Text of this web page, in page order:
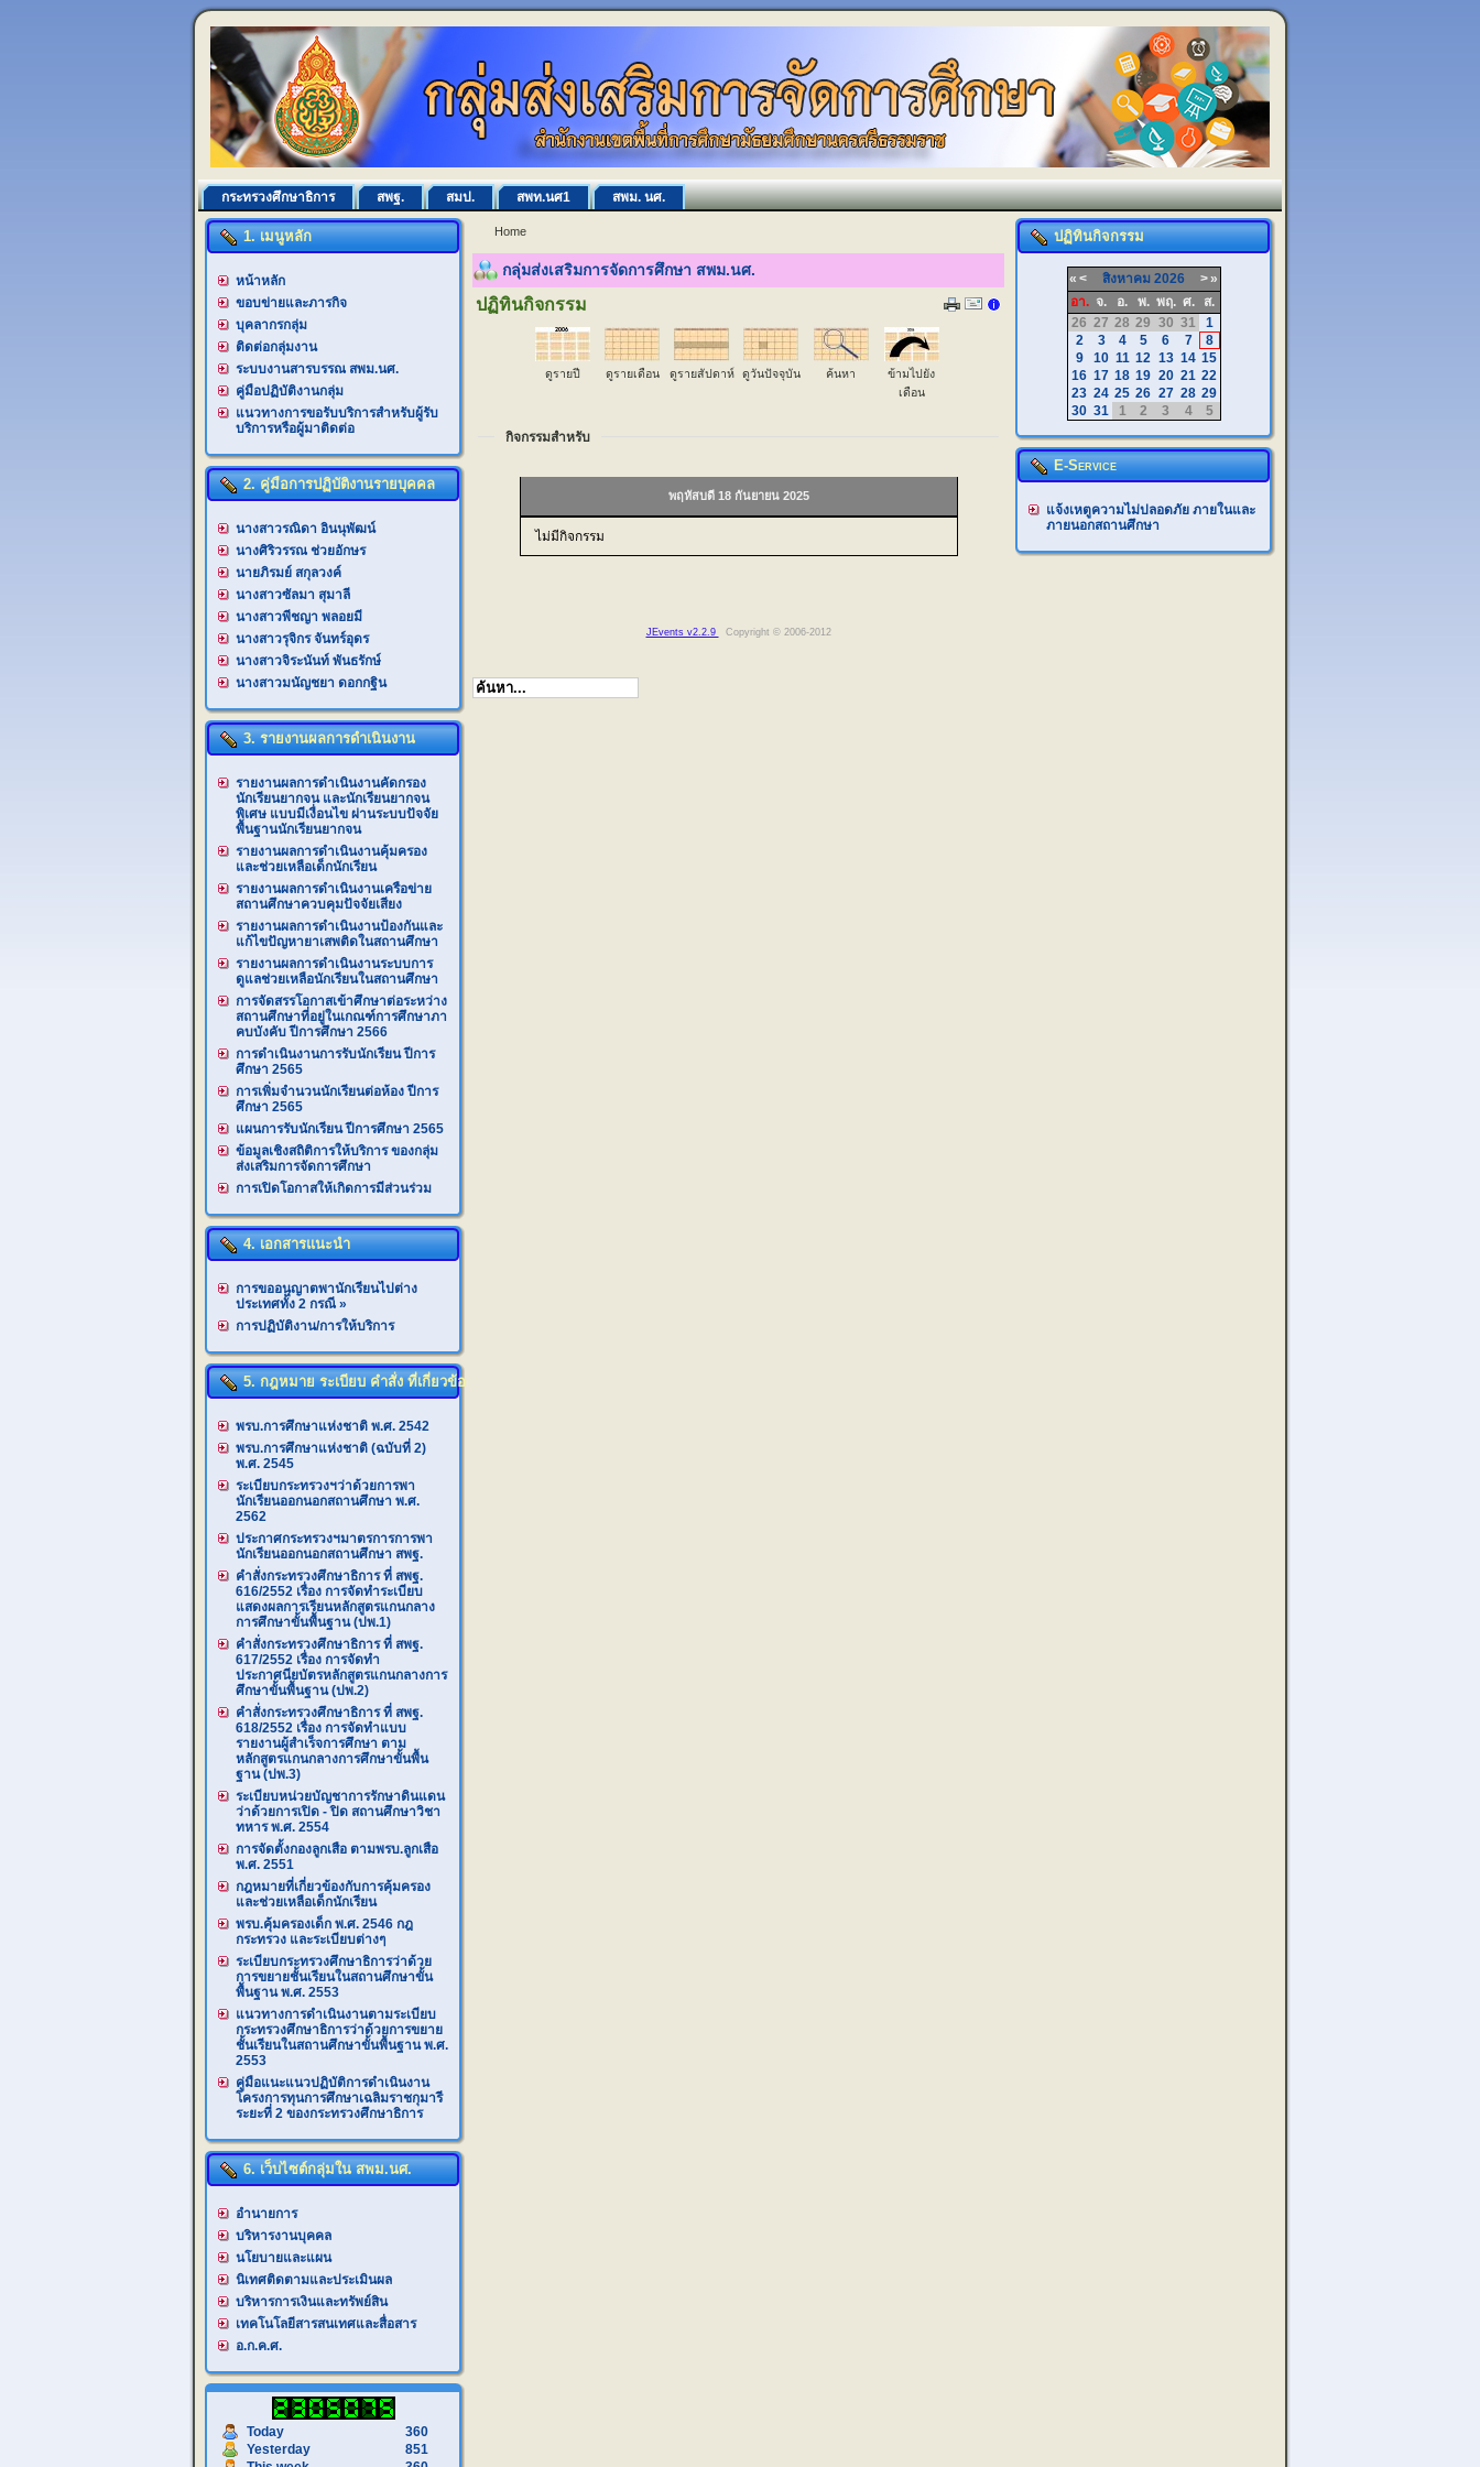
กระทรวงศึกษาธิการ สพฐ. สมป. สพท.นศ1 สพม. นศ.
1. เมนูหลัก
หน้าหลัก
ขอบข่ายและภารกิจ
บุคลากรกลุ่ม
ติดต่อกลุ่มงาน
ระบบงานสารบรรณ สพม.นศ.
คู่มือปฏิบัติงานกลุ่ม
แนวทางการขอรับบริการสำหรับผู้รับ
บริการหรือผู้มาติดต่อ
2. คู่มือการปฏิบัติงานรายบุคคล
นางสาวรณิดา อินนุพัฒน์
นางศิริวรรณ ช่วยอักษร
นายภิรมย์ สกุลวงค์
นางสาวซัลมา สุมาลี
นางสาวพีชญา พลอยมี
นางสาวรุจิกร จันทร์อุดร
นางสาวจิระนันท์ พันธรักษ์
นางสาวมนัญชยา ดอกกฐิน
3. รายงานผลการดำเนินงาน
รายงานผลการดำเนินงานคัดกรอง
นักเรียนยากจน และนักเรียนยากจน
พิเศษ แบบมีเงื่อนไข ผ่านระบบปัจจัย
พื้นฐานนักเรียนยากจน
รายงานผลการดำเนินงานคุ้มครอง
และช่วยเหลือเด็กนักเรียน
รายงานผลการดำเนินงานเครือข่าย
สถานศึกษาควบคุมปัจจัยเสียง
รายงานผลการดำเนินงานป้องกันและ
แก้ไขปัญหายาเสพติดในสถานศึกษา
รายงานผลการดำเนินงานระบบการ
ดูแลช่วยเหลือนักเรียนในสถานศึกษา
การจัดสรรโอกาสเข้าศึกษาต่อระหว่าง
สถานศึกษาที่อยู่ในเกณฑ์การศึกษาภา
คบบังคับ ปีการศึกษา 2566
การดำเนินงานการรับนักเรียน ปีการ
ศึกษา 2565
การเพิ่มจำนวนนักเรียนต่อห้อง ปีการ
ศึกษา 2565
แผนการรับนักเรียน ปีการศึกษา 2565
ข้อมูลเชิงสถิติการให้บริการ ของกลุ่ม
ส่งเสริมการจัดการศึกษา
การเปิดโอกาสให้เกิดการมีส่วนร่วม
4. เอกสารแนะนำ
การขออนุญาตพานักเรียนไปต่าง
ประเทศทั้ง 2 กรณี »
การปฏิบัติงาน/การให้บริการ
5. กฎหมาย ระเบียบ คำสั่ง ที่เกี่ยวข้อง
พรบ.การศึกษาแห่งชาติ พ.ศ. 2542
พรบ.การศึกษาแห่งชาติ (ฉบับที่ 2)
พ.ศ. 2545
ระเบียบกระทรวงฯว่าด้วยการพา
นักเรียนออกนอกสถานศึกษา พ.ศ.
2562
ประกาศกระทรวงฯมาตรการการพา
นักเรียนออกนอกสถานศึกษา สพฐ.
คำสั่งกระทรวงศึกษาธิการ ที่ สพฐ.
616/2552 เรื่อง การจัดทำระเบียบ
แสดงผลการเรียนหลักสูตรแกนกลาง
การศึกษาขั้นพื้นฐาน (ปพ.1)
คำสั่งกระทรวงศึกษาธิการ ที่ สพฐ.
617/2552 เรื่อง การจัดทำ
ประกาศนียบัตรหลักสูตรแกนกลางการ
ศึกษาขั้นพื้นฐาน (ปพ.2)
คำสั่งกระทรวงศึกษาธิการ ที่ สพฐ.
618/2552 เรื่อง การจัดทำแบบ
รายงานผู้สำเร็จการศึกษา ตาม
หลักสูตรแกนกลางการศึกษาขั้นพื้น
ฐาน (ปพ.3)
ระเบียบหน่วยบัญชาการรักษาดินแดน
ว่าด้วยการเปิด - ปิด สถานศึกษาวิชา
ทหาร พ.ศ. 2554
การจัดตั้งกองลูกเสือ ตามพรบ.ลูกเสือ
พ.ศ. 2551
กฎหมายที่เกี่ยวข้องกับการคุ้มครอง
และช่วยเหลือเด็กนักเรียน
พรบ.คุ้มครองเด็ก พ.ศ. 2546 กฎ
กระทรวง และระเบียบต่างๆ
ระเบียบกระทรวงศึกษาธิการว่าด้วย
การขยายชั้นเรียนในสถานศึกษาขั้น
พื้นฐาน พ.ศ. 2553
แนวทางการดำเนินงานตามระเบียบ
กระทรวงศึกษาธิการว่าด้วยการขยาย
ชั้นเรียนในสถานศึกษาขั้นพื้นฐาน พ.ศ.
2553
คู่มือแนะแนวปฏิบัติการดำเนินงาน
โครงการทุนการศึกษาเฉลิมราชกุมารี
ระยะที่ 2 ของกระทรวงศึกษาธิการ
6. เว็บไซต์กลุ่มใน สพม.นศ.
อำนายการ
บริหารงานบุคคล
นโยบายและแผน
นิเทศติดตามและประเมินผล
บริหารการเงินและทรัพย์สิน
เทคโนโลยีสารสนเทศและสื่อสาร
อ.ก.ค.ศ.
Today
360
Yesterday
851
Home
กลุ่มส่งเสริมการจัดการศึกษา สพม.นศ.
ปฏิทินกิจกรรม
ดูรายปี ดูรายเดือน ดูรายสัปดาห์ ดูวันปัจจุบัน ค้นหา
ข้ามไปยัง
เดือน
กิจกรรมสำหรับ
พฤหัสบดี 18 กันยายน 2025
ไม่มีกิจกรรม
JEvents v2.2.9 Copyright © 2006-2012
ปฏิทินกิจกรรม
« < สิงหาคม 2026 >»
อา. จ. อ. พ. พฤ. ศ.
ส.
26 27 28 29 30 31
1
2
3 4 5 6 7
8
9
10 11 12 13 14 15
16 17 18 19 20 21 22
23 24 25 26 27 28 29
30 31 1 2 3 4 5
E-Service
แจ้งเหตูความไม่ปลอดภัย ภายในและ
ภายนอกสถานศึกษา